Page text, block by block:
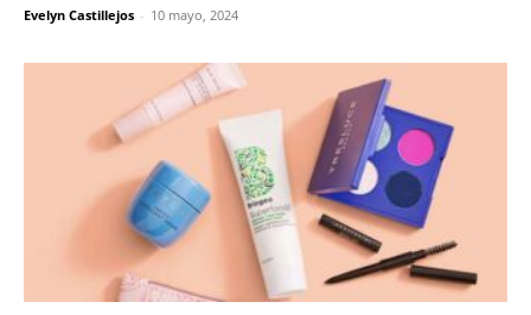
Evelyn Castillejos - 10 mayo, 2024